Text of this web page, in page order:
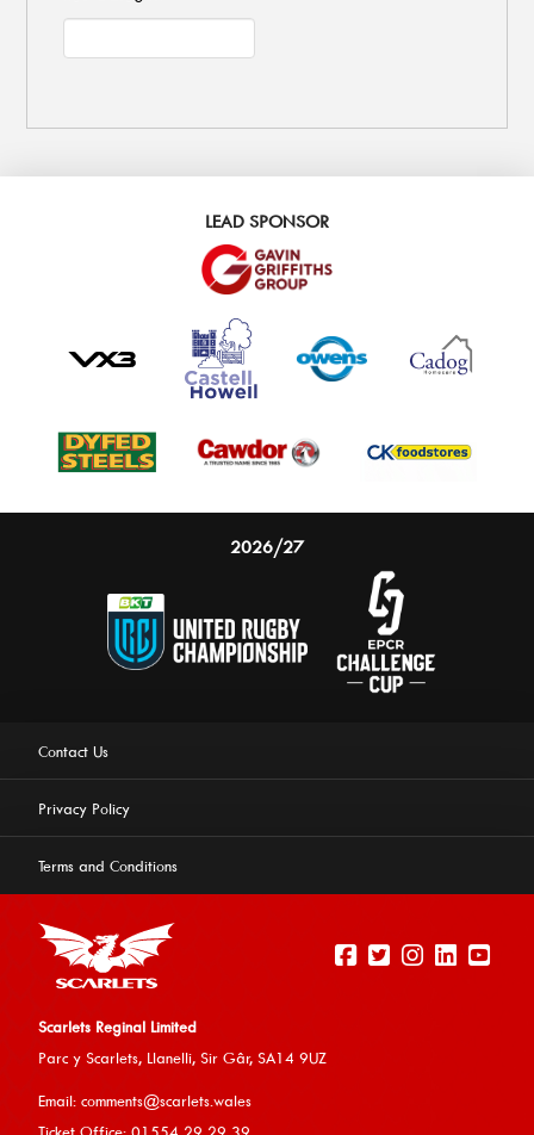
experience on our website. Learn more
LEAD SPONSOR
2026/27
Contact Us
Privacy Policy
Terms and Conditions
Scarlets Reginal Limited
Parc y Scarlets, Llanelli, Sir Gâr, SA14 9UZ
Email: comments@scarlets.wales
Ticket Office: 01554 29 29 39